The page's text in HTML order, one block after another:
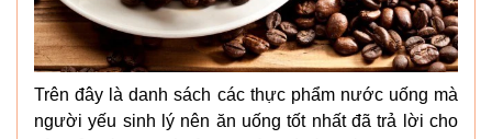
Trên đây là danh sách các thực phẩm nước uống mà
người yếu sinh lý nên ăn uống tốt nhất đã trả lời cho